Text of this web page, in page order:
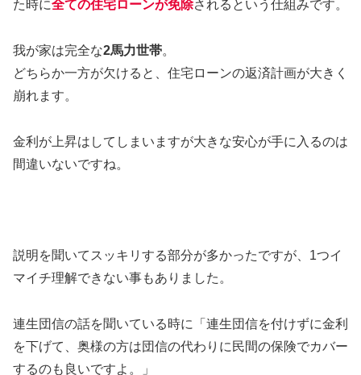
た時に全ての住宅ローンが免除されるという仕組みです。
我が家は完全な2馬力世帯。
どちらか一方が欠けると、住宅ローンの返済計画が大きく
崩れます。
金利が上昇はしてしまいますが大きな安心が手に入るのは
間違いないですね。
説明を聞いてスッキリする部分が多かったですが、1つイ
マイチ理解できない事もありました。
連生団信の話を聞いている時に「連生団信を付けずに金利
を下げて、奥様の方は団信の代わりに民間の保険でカバー
するのも良いですよ。」